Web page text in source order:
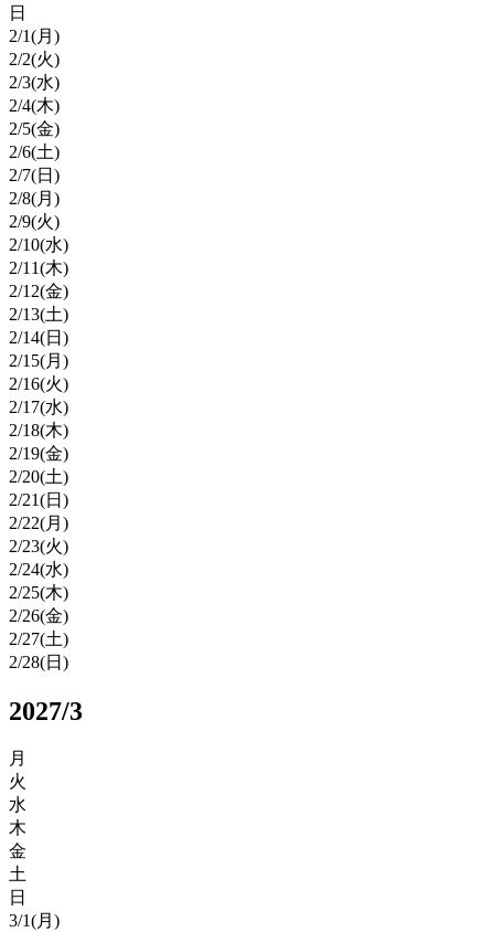
日
2/1(月)
2/2(火)
2/3(水)
2/4(木)
2/5(金)
2/6(土)
2/7(日)
2/8(月)
2/9(火)
2/10(水)
2/11(木)
2/12(金)
2/13(土)
2/14(日)
2/15(月)
2/16(火)
2/17(水)
2/18(木)
2/19(金)
2/20(土)
2/21(日)
2/22(月)
2/23(火)
2/24(水)
2/25(木)
2/26(金)
2/27(土)
2/28(日)
2027/3
月
火
水
木
金
土
日
3/1(月)